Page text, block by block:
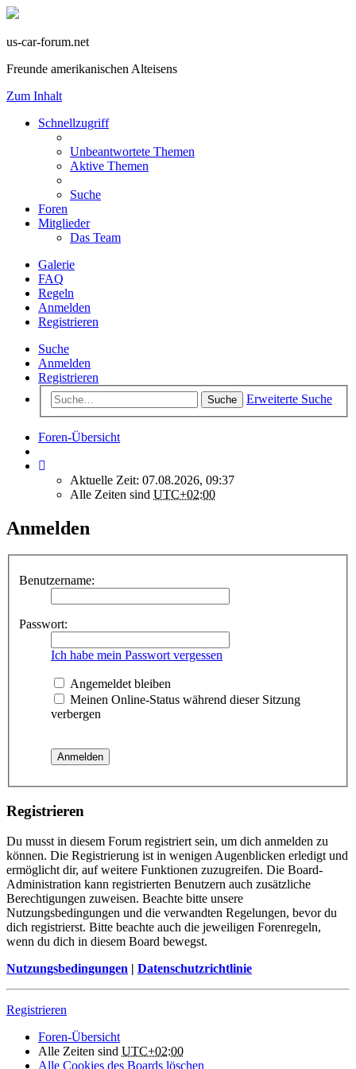
us-car-forum.net
Freunde amerikanischen Alteisens
Zum Inhalt
Schnellzugriff
Unbeantwortete Themen
Aktive Themen
Suche
Foren
Mitglieder
Das Team
Galerie
FAQ
Regeln
Anmelden
Registrieren
Suche
Anmelden
Registrieren
Suche Erweiterte Suche
Foren-Übersicht
Aktuelle Zeit: 07.08.2026, 09:37
Alle Zeiten sind UTC+02:00
Anmelden
Benutzername:
Passwort:
Ich habe mein Passwort vergessen
Angemeldet bleiben
Meinen Online-Status während dieser Sitzung
verbergen
Registrieren
Du musst in diesem Forum registriert sein, um dich anmelden zu
können. Die Registrierung ist in wenigen Augenblicken erledigt und
ermöglicht dir, auf weitere Funktionen zuzugreifen. Die Board-
Administration kann registrierten Benutzern auch zusätzliche
Berechtigungen zuweisen. Beachte bitte unsere
Nutzungsbedingungen und die verwandten Regelungen, bevor du
dich registrierst. Bitte beachte auch die jeweiligen Forenregeln,
wenn du dich in diesem Board bewegst.
Nutzungsbedingungen | Datenschutzrichtlinie
Registrieren
Foren-Übersicht
Alle Zeiten sind UTC+02:00
Alle Cookies des Boards löschen